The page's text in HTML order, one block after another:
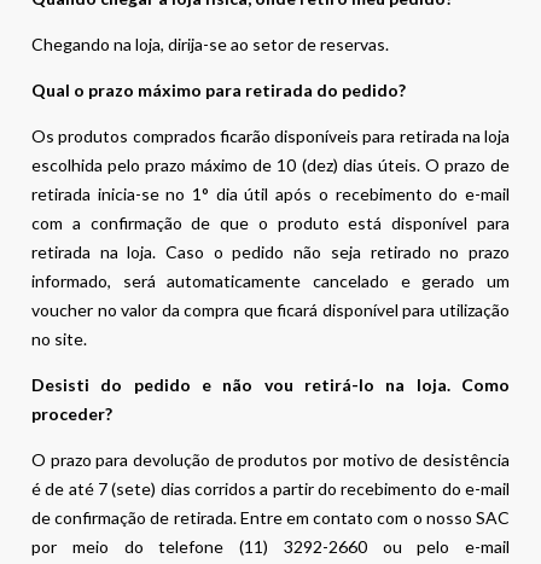
Chegando na loja, dirija-se ao setor de reservas.
Qual o prazo máximo para retirada do pedido?
Os produtos comprados ficarão disponíveis para retirada na loja
escolhida pelo prazo máximo de 10 (dez) dias úteis. O prazo de
retirada inicia-se no 1° dia útil após o recebimento do e-mail
com a confirmação de que o produto está disponível para
retirada na loja. Caso o pedido não seja retirado no prazo
informado, será automaticamente cancelado e gerado um
voucher no valor da compra que ficará disponível para utilização
no site.
Desisti do pedido e não vou retirá-lo na loja. Como
proceder?
O prazo para devolução de produtos por motivo de desistência
é de até 7 (sete) dias corridos a partir do recebimento do e-mail
de confirmação de retirada. Entre em contato com o nosso SAC
por meio do telefone (11) 3292-2660 ou pelo e-mail